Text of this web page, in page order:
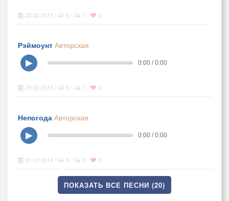
23.02.2015 6 1 0
Рэймоунт Авторская
▶
0:00 / 0:00
23.02.2015 6 1 0
Непогода Авторская
▶
0:00 / 0:00
21.12.2014 9 0 0
ПОКАЗАТЬ ВСЕ ПЕСНИ (20)